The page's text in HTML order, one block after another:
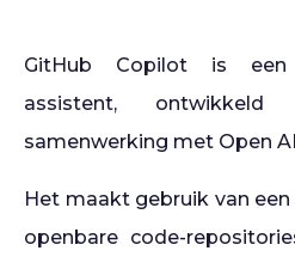
GitHub Copilot is een
assistent,
samenwerking met Open
Het maakt gebruik van
openbare code-